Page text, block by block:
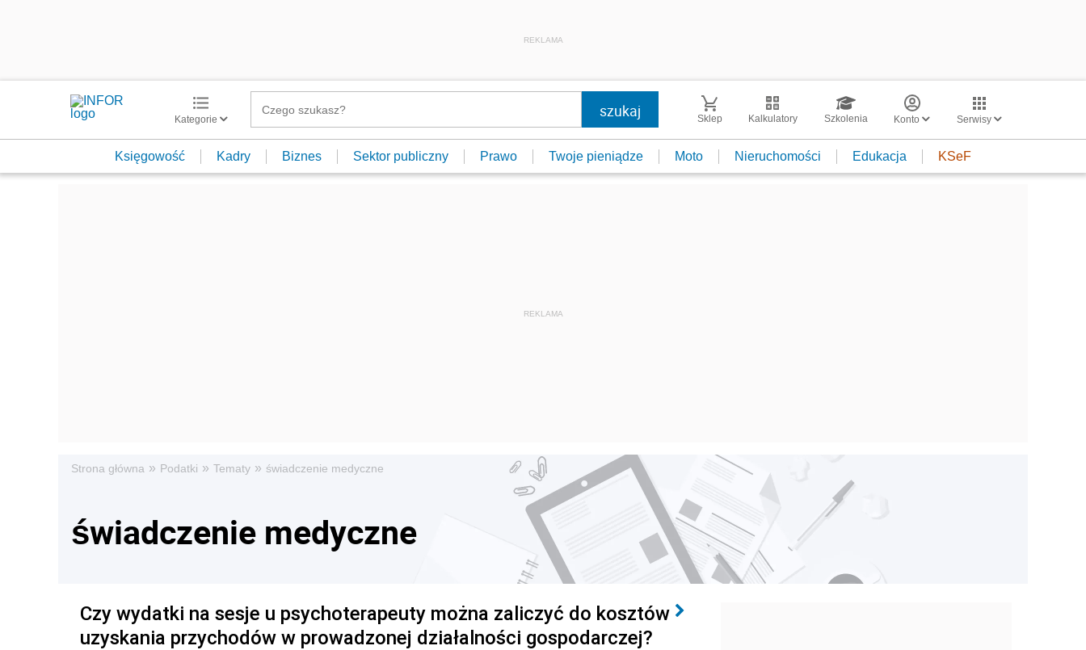
REKLAMA
Kategorie Sklep Kalkulatory Szkolenia Konto Serwisy
Księgowość Kadry Biznes Sektor publiczny Prawo Twoje pieniądze Moto Nieruchomości Edukacja KSeF
Strona główna » Podatki » Tematy » świadczenie medyczne
świadczenie medyczne
Czy wydatki na sesje u psychoterapeuty można zaliczyć do kosztów
uzyskania przychodów w prowadzonej działalności gospodarczej?